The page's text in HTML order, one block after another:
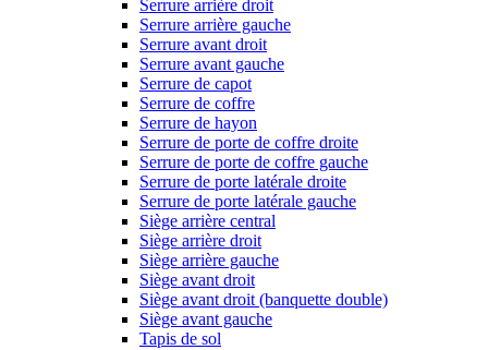
Serrure arrière droit
Serrure arrière gauche
Serrure avant droit
Serrure avant gauche
Serrure de capot
Serrure de coffre
Serrure de hayon
Serrure de porte de coffre droite
Serrure de porte de coffre gauche
Serrure de porte latérale droite
Serrure de porte latérale gauche
Siège arrière central
Siège arrière droit
Siège arrière gauche
Siège avant droit
Siège avant droit (banquette double)
Siège avant gauche
Tapis de sol